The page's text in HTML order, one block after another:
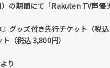
の期間にて「Rakuten TV声優
グッズ付き先行チケット（税込
（税込 3,800円）
り